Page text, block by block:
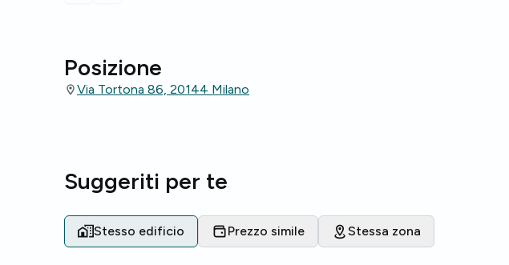
Posizione
Via Tortona 86, 20144 Milano
Suggeriti per te
Stesso edificio Prezzo simile Stessa zona